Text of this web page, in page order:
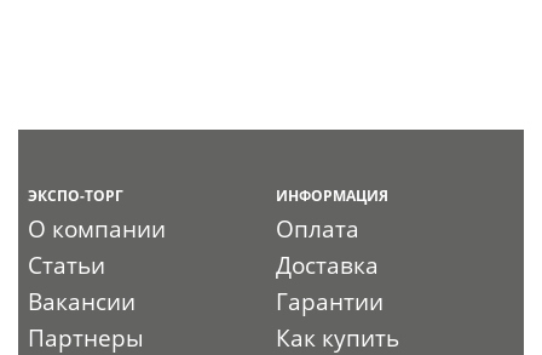
ЭКСПО-ТОРГ
О компании
Статьи
Вакансии
Партнеры
ИНФОРМАЦИЯ
Оплата
Доставка
Гарантии
Как купить